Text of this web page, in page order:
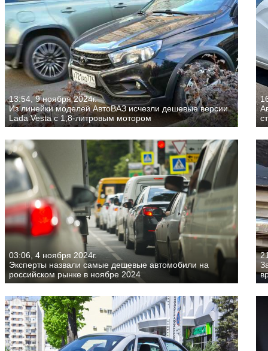
13:54, 9 ноября 2024г.
Из линейки моделей АвтоВАЗ исчезли дешевые версии
Lada Vesta с 1,8-литровым мотором
03:06, 4 ноября 2024г.
Эксперты назвали самые дешевые автомобили на
российском рынке в ноябре 2024